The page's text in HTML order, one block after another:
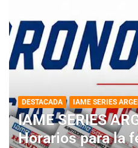
DESTACADA IAME SERIES
IAME SERIES
Horarios para la